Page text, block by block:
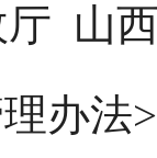
厅 山
办法